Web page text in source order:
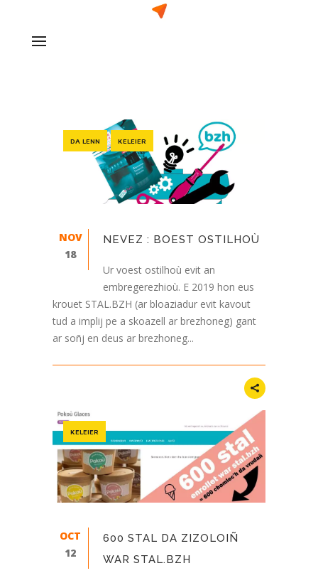
DA LENN KELEIER
NOV
18
NEVEZ : BOEST OSTILHOÙ
Ur voest ostilhoù evit an
embregerezhioù. E 2019 hon eus
krouet STAL.BZH (ar bloaziadur evit kavout
tud a implij pe a skoazell ar brezhoneg) gant
ar soñj en deus ar brezhoneg...
KELEIER
OCT
12
600 STAL DA ZIZOLOIÑ
WAR STAL.BZH